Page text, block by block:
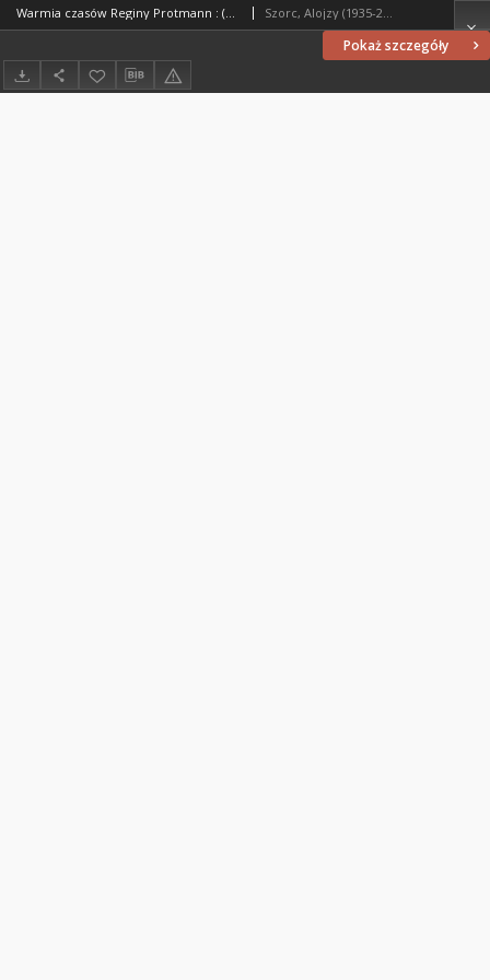
Pokaż szczegóły
Warmia czasów Reginy Protmann : (w drugiej połowie XVI i na początku XVII wieku) Szorc, Alojzy (1935-2010)